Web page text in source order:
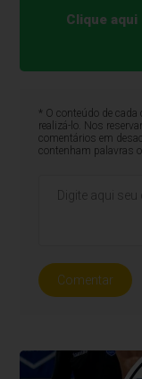
Clique
* O conteúdo de
realizá-lo. Nos
comentários em
contenham palavras
Comentar